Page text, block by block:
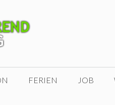
FERIEN JOB